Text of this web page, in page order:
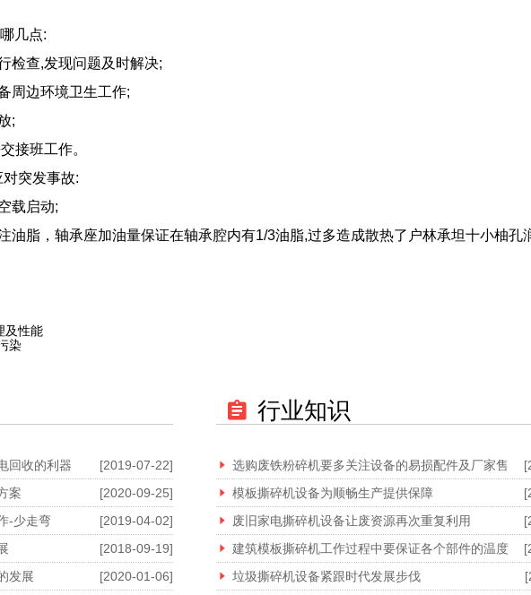
几点:
检查,发现问题及时解决;
周边环境卫生工作;
;
接班工作。
突发事故:
载启动;
油脂，轴承座加油量保证在轴承腔内有1/3油脂,过多造成散热了户林承坦十小柚孔
及性能
染
回收的利器
[2019-07-22]
案
[2020-09-25]
-少走弯
[2019-04-02]
[2018-09-19]
发展
[2020-01-06]
行业知识
选购废铁粉碎机要多关注设备的易损配件及厂家售
模板撕碎机设备为顺畅生产提供保障
废旧家电撕碎机设备让废资源再次重复利用
建筑模板撕碎机工作过程中要保证各个部件的温度
垃圾撕碎机设备紧跟时代发展步伐